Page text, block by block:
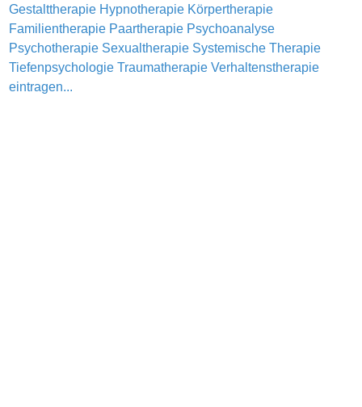
Gestalttherapie Hypnotherapie Körpertherapie
Familientherapie Paartherapie Psychoanalyse
Psychotherapie Sexualtherapie Systemische Therapie
Tiefenpsychologie Traumatherapie Verhaltenstherapie
eintragen...